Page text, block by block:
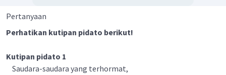
Pertanyaan
Perhatikan kutipan pidato berikut!
Kutipan pidato 1
Saudara-saudara yang terhormat,